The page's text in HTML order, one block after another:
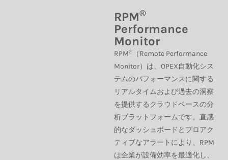
RPM®
Performance
Monitor
RPM®
（Remote Performance
Monitor）は、OPEX自動化シス
テムのパフォーマンスに関する
リアルタイムおよび過去の洞察
を提供するクラウドベースの分
析プラットフォームです。直感
的なダッシュボードとプロアク
ティブなアラートにより、RPM
は企業が設備効率を最適化し、